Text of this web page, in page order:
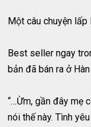
Một câu chuyện
Best seller ngay
bản đã bán ra ở
“…Ừm, gần đây mẹ
nói thế này. Tình